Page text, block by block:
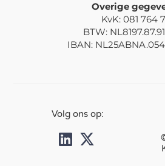
Overige
KvK: 081 764
BTW:
IBAN:
Volg ons op: